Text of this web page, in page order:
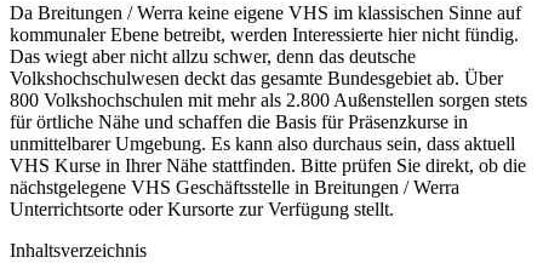
Da Breitungen / Werra keine eigene VHS im klassischen Sinne auf
kommunaler Ebene betreibt, werden Interessierte hier nicht fündig.
Das wiegt aber nicht allzu schwer, denn das deutsche
Volkshochschulwesen deckt das gesamte Bundesgebiet ab. Über
800 Volkshochschulen mit mehr als 2.800 Außenstellen sorgen stets
für örtliche Nähe und schaffen die Basis für Präsenzkurse in
unmittelbarer Umgebung. Es kann also durchaus sein, dass aktuell
VHS Kurse in Ihrer Nähe stattfinden. Bitte prüfen Sie direkt, ob die
nächstgelegene VHS Geschäftsstelle in Breitungen / Werra
Unterrichtsorte oder Kursorte zur Verfügung stellt.
Inhaltsverzeichnis